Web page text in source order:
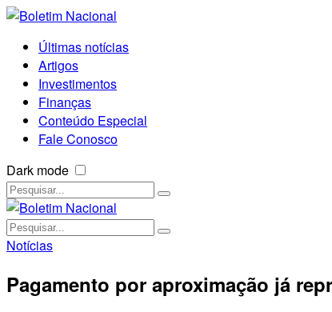
Últimas notícias
Artigos
Investimentos
Finanças
Conteúdo Especial
Fale Conosco
Dark mode
Notícias
Pagamento por aproximação já